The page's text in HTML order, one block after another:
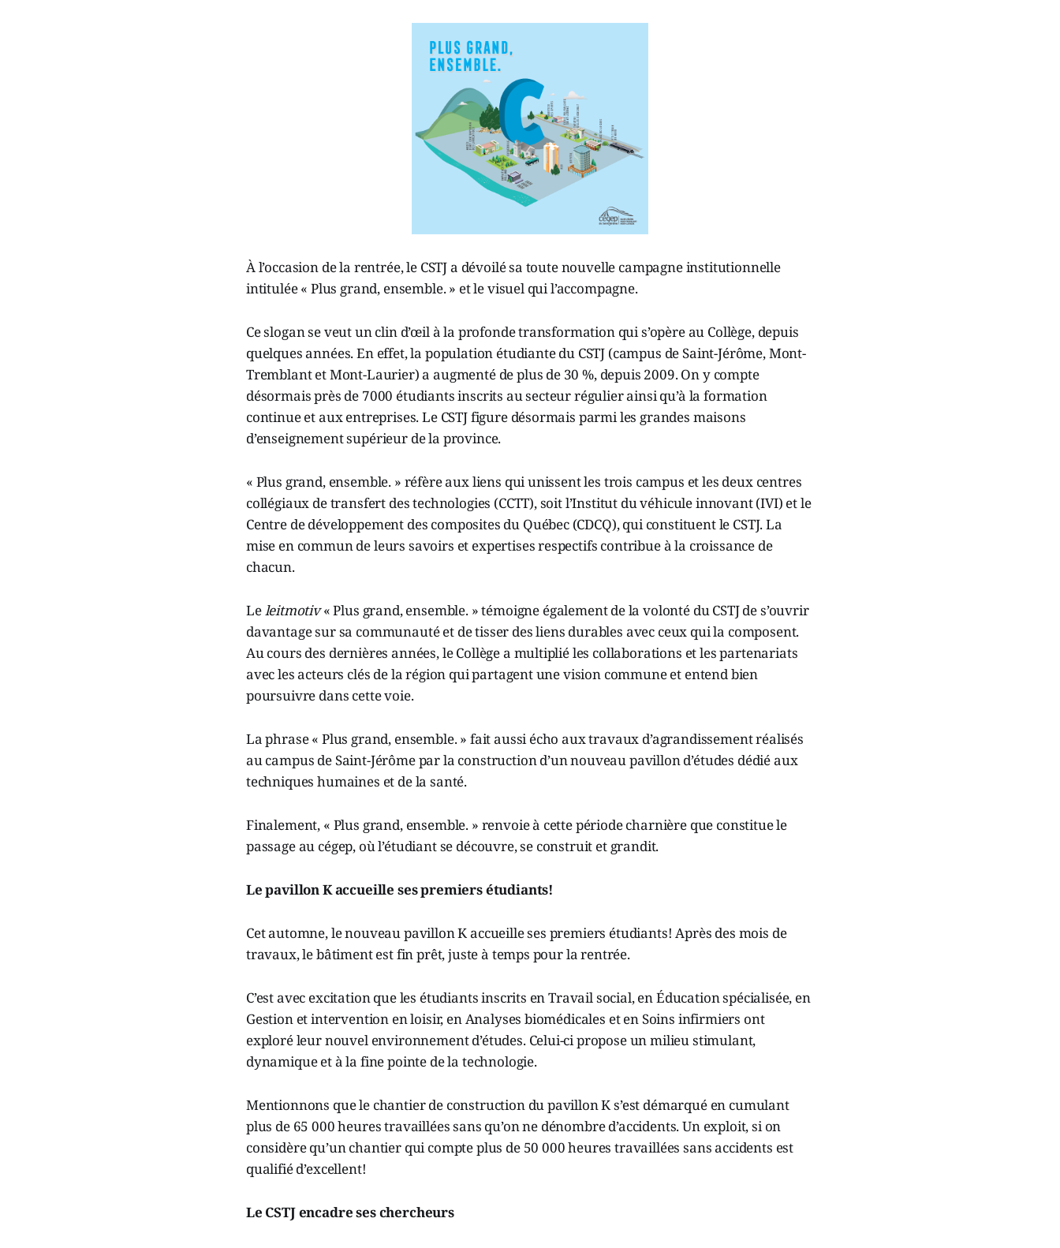
À l’occasion de la rentrée, le CSTJ a dévoilé sa toute nouvelle campagne institutionnelle
intitulée « Plus grand, ensemble. » et le visuel qui l’accompagne.
Ce slogan se veut un clin d’œil à la profonde transformation qui s’opère au Collège, depuis
quelques années. En effet, la population étudiante du CSTJ (campus de Saint-Jérôme, Mont-
Tremblant et Mont-Laurier) a augmenté de plus de 30 %, depuis 2009. On y compte
désormais près de 7000 étudiants inscrits au secteur régulier ainsi qu’à la formation
continue et aux entreprises. Le CSTJ figure désormais parmi les grandes maisons
d’enseignement supérieur de la province.
« Plus grand, ensemble. » réfère aux liens qui unissent les trois campus et les deux centres
collégiaux de transfert des technologies (CCTT), soit l’Institut du véhicule innovant (IVI) et le
Centre de développement des composites du Québec (CDCQ), qui constituent le CSTJ. La
mise en commun de leurs savoirs et expertises respectifs contribue à la croissance de
chacun.
Leleitmotiv« Plus grand, ensemble. » témoigne également de la volonté du CSTJ de s’ouvrir
davantage sur sa communauté et de tisser des liens durables avec ceux qui la composent.
Au cours des dernières années, le Collège a multiplié les collaborations et les partenariats
avec les acteurs clés de la région qui partagent une vision commune et entend bien
poursuivre dans cette voie.
La phrase « Plus grand, ensemble. » fait aussi écho aux travaux d’agrandissement réalisés
au campus de Saint-Jérôme par la construction d’un nouveau pavillon d’études dédié aux
techniques humaines et de la santé.
Finalement, « Plus grand, ensemble. » renvoie à cette période charnière que constitue le
passage au cégep, où l’étudiant se découvre, se construit et grandit.
Le pavillon K accueille ses premiers étudiants!
Cet automne, le nouveau pavillon K accueille ses premiers étudiants! Après des mois de
travaux, le bâtiment est fin prêt, juste à temps pour la rentrée.
C’est avec excitation que les étudiants inscrits en Travail social, en Éducation spécialisée, en
Gestion et intervention en loisir, en Analyses biomédicales et en Soins infirmiers ont
exploré leur nouvel environnement d’études. Celui-ci propose un milieu stimulant,
dynamique et à la fine pointe de la technologie.
Mentionnons que le chantier de construction du pavillon K s’est démarqué en cumulant
plus de 65 000 heures travaillées sans qu’on ne dénombre d’accidents. Un exploit, si on
considère qu’un chantier qui compte plus de 50 000 heures travaillées sans accidents est
qualifié d’excellent!
Le CSTJ encadre ses chercheurs